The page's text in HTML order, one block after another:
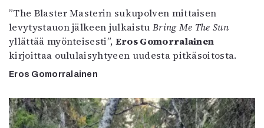
”The Blaster Masterin sukupolven mittaisen
levytystauon jälkeen julkaistu Bring Me The Sun
yllättää myönteisesti”, Eros Gomorralainen
kirjoittaa oululaisyhtyeen uudesta pitkäsoitosta.
Eros Gomorralainen